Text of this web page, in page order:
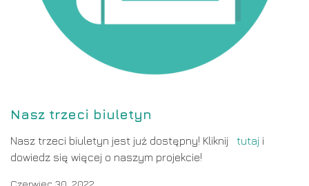
Nasz trzeci biuletyn
Nasz trzeci biuletyn jest już dostępny! Kliknij tutaj i
dowiedz się więcej o naszym projekcie!
Czerwiec 30, 2022